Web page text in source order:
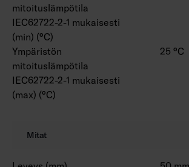
mitoituslämpötila
IEC62722-2-1 mukaisesti
(min) (°C)
Ympäristön
mitoituslämpötila
IEC62722-2-1 mukaisesti
(max) (°C)
25 °C
Mitat